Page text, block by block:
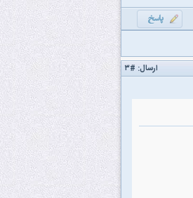
ارسال: #۳